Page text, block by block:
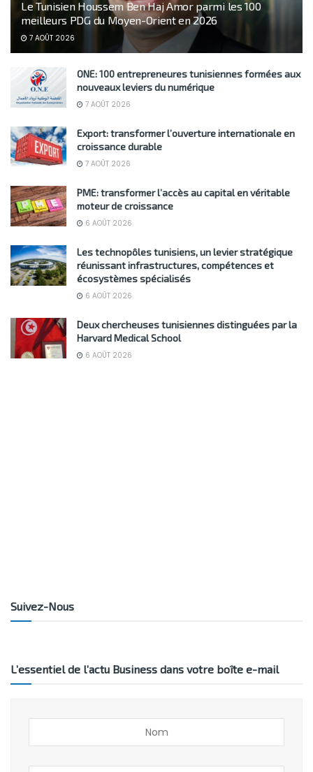
Le Tunisien Houssem Ben Haj Amor parmi les 100
meilleurs PDG du Moyen-Orient en 2026
7 AOÛT 2026
ONE: 100 entrepreneures tunisiennes formées aux
nouveaux leviers du numérique
7 AOÛT 2026
Export: transformer l’ouverture internationale en
croissance durable
7 AOÛT 2026
PME: transformer l’accès au capital en véritable
moteur de croissance
6 AOÛT 2026
Les technopôles tunisiens, un levier stratégique
réunissant infrastructures, compétences et
écosystèmes spécialisés
6 AOÛT 2026
Deux chercheuses tunisiennes distinguées par la
Harvard Medical School
6 AOÛT 2026
Suivez-Nous
L’essentiel de l’actu Business dans votre boîte e-mail